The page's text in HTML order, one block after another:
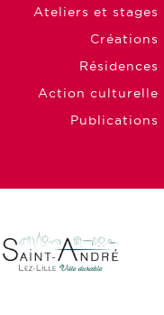
Ateliers et stages
Créations
Résidences
Action culturelle
Publications